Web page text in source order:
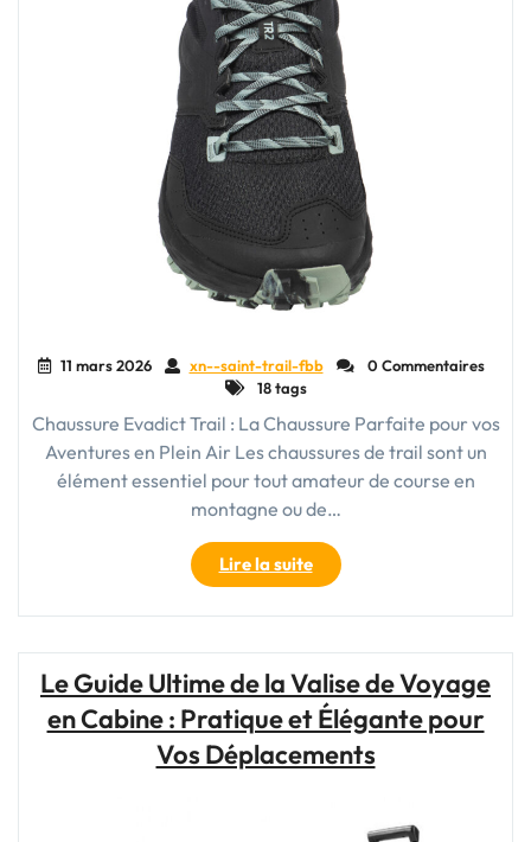
11 mars 2026 xn--saint-trail-fbb
0 Commentaires
18 tags
Chaussure Evadict Trail : La Chaussure Parfaite pour vos
Aventures en Plein Air Les chaussures de trail sont un
élément essentiel pour tout amateur de course en
montagne ou de…
Lire la suite"Découvrez
l’Excellence
des
Trail
pour
Aventures
Le Guide Ultime de la Valise de Voyage
en Cabine : Pratique et Élégante pour
Vos Déplacements